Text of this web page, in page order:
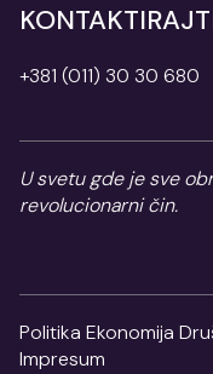
+381 (011) 30 30 680
U svetu gde je sve
revolucionarni čin.
Politika Ekonomija
Impresum